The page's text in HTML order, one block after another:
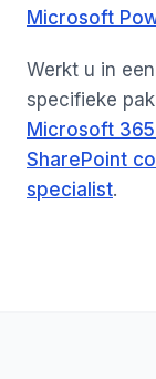
Microsoft
Werkt u in
specifieke
Microsoft
SharePoint
specialist.